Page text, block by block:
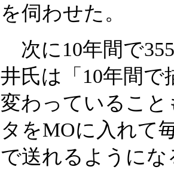
を伺わせた。
次に10年間で
井氏は「10年間
変わっているこ
タをMOに入れて
で送れるように